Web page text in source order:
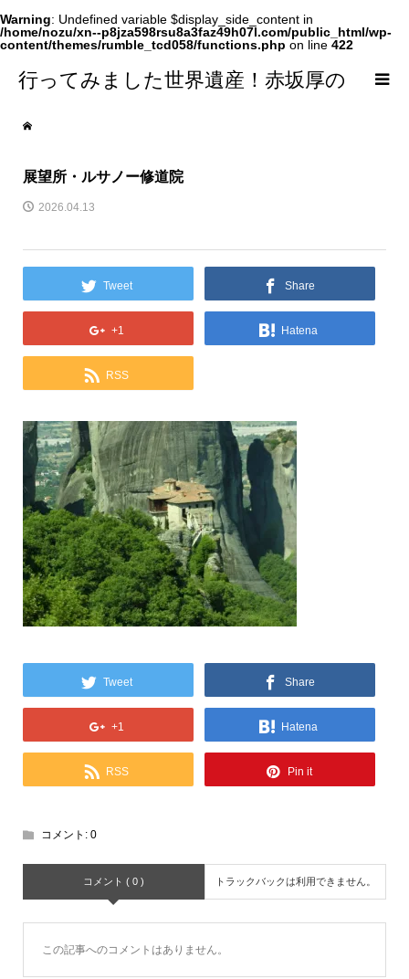
Warning: Undefined variable $display_side_content in
/home/nozu/xn--p8jza598rsu8a3faz49h07l.com/public_html/wp-
content/themes/rumble_tcd058/functions.php on line 422
行ってみました世界遺産！赤坂厚の
world Heritage
展望所・ルサノー修道院
2026.04.13
Tweet Share
+1 Hatena
RSS
Tweet Share
+1 Hatena
RSS Pin it
コメント: 0
コメント ( 0 ) トラックバックは利用できません。
この記事へのコメントはありません。